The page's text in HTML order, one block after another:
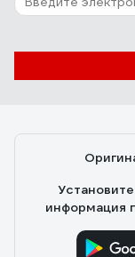
информация